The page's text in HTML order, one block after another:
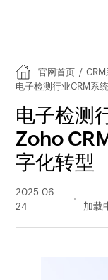
官网首页 /
电子检测行业CRM系
电子检测
Zoho
字化转型
2025-06-
24
量